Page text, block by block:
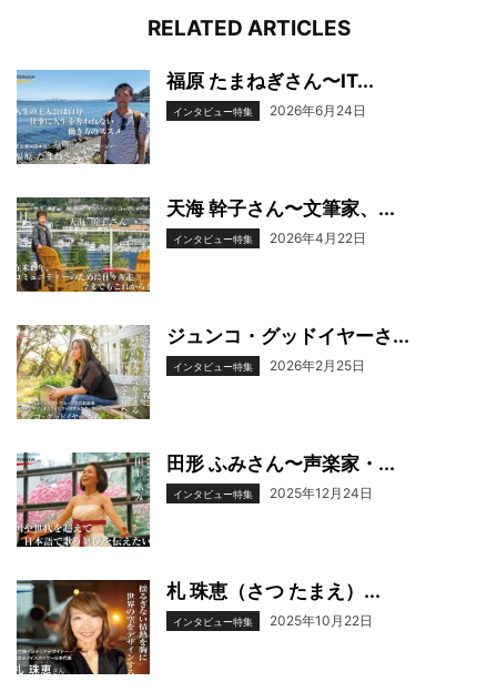
RELATED ARTICLES
福原 たまねぎさん〜IT...
インタビュー特集 2026年6月24日
天海 幹子さん〜文筆家、...
インタビュー特集 2026年4月22日
ジュンコ・グッドイヤーさ...
インタビュー特集 2026年2月25日
田形 ふみさん〜声楽家・...
インタビュー特集 2025年12月24日
札 珠恵（さつ たまえ）...
インタビュー特集 2025年10月22日